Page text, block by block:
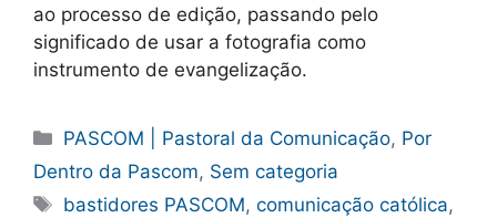
ao processo de edição, passando pelo
significado de usar a fotografia como
instrumento de evangelização.
Categorias
PASCOM | Pastoral da Comunicação, Por
Dentro da Pascom, Sem categoria
Tags
bastidores PASCOM,comunicação católica,